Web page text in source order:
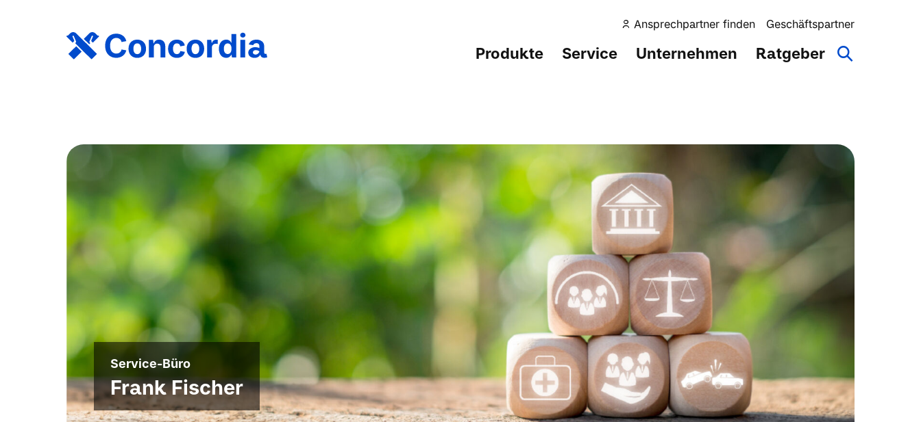
Ansprechpartner finden Geschäftspartner
Produkte Service Unternehmen Ratgeber
Service-Büro
Frank Fischer